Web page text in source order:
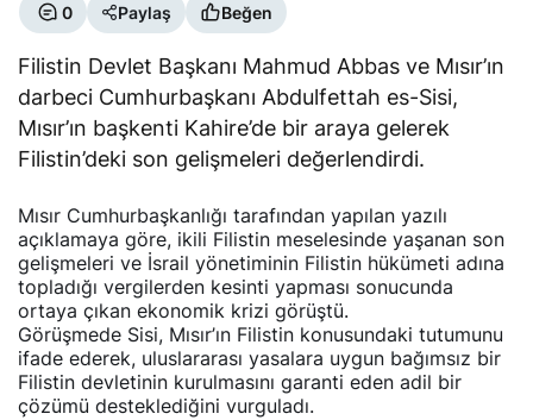
0 Paylaş Beğen
Filistin Devlet Başkanı Mahmud Abbas ve Mısır’ın
darbeci Cumhurbaşkanı Abdulfettah es-Sisi,
Mısır’ın başkenti Kahire’de bir araya gelerek
Filistin’deki son gelişmeleri değerlendirdi.
Mısır Cumhurbaşkanlığı tarafından yapılan yazılı
açıklamaya göre, ikili Filistin meselesinde yaşanan son
gelişmeleri ve İsrail yönetiminin Filistin hükümeti adına
topladığı vergilerden kesinti yapması sonucunda
ortaya çıkan ekonomik krizi görüştü.
Görüşmede Sisi, Mısır’ın Filistin konusundaki tutumunu
ifade ederek, uluslararası yasalara uygun bağımsız bir
Filistin devletinin kurulmasını garanti eden adil bir
çözümü desteklediğini vurguladı.